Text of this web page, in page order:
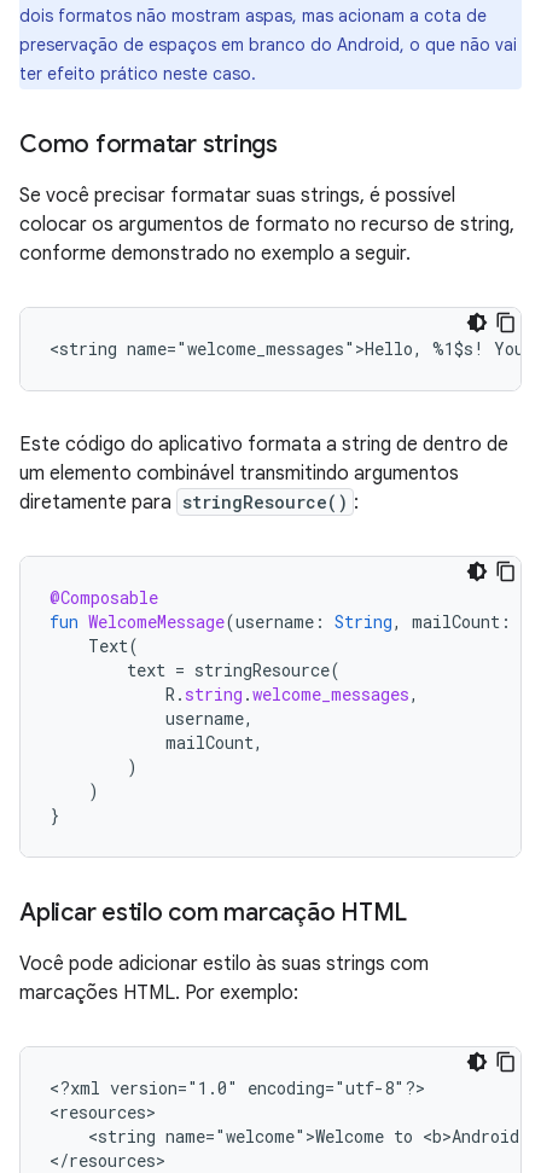
dois formatos não mostram aspas, mas acionam a cota de
preservação de espaços em branco do Android, o que não vai
ter efeito prático neste caso.
Como formatar strings
Se você precisar formatar suas strings, é possível
colocar os argumentos de formato no recurso de string,
conforme demonstrado no exemplo a seguir.
<string name="welcome_messages">Hello, %1$s! You
Este código do aplicativo formata a string de dentro de
um elemento combinável transmitindo argumentos
diretamente para stringResource() :
@Composable
fun WelcomeMessage(username : String, mailCount :
Text(
text = stringResource(
R . string .welcome_messages,
username,
mailCount,
)
)
}
Aplicar estilo com marcação HTML
Você pode adicionar estilo às suas strings com
marcações HTML. Por exemplo:
<?xml version="1.0"
encoding="utf-8"?>
<string name="welcome">Welcome to
</resources>